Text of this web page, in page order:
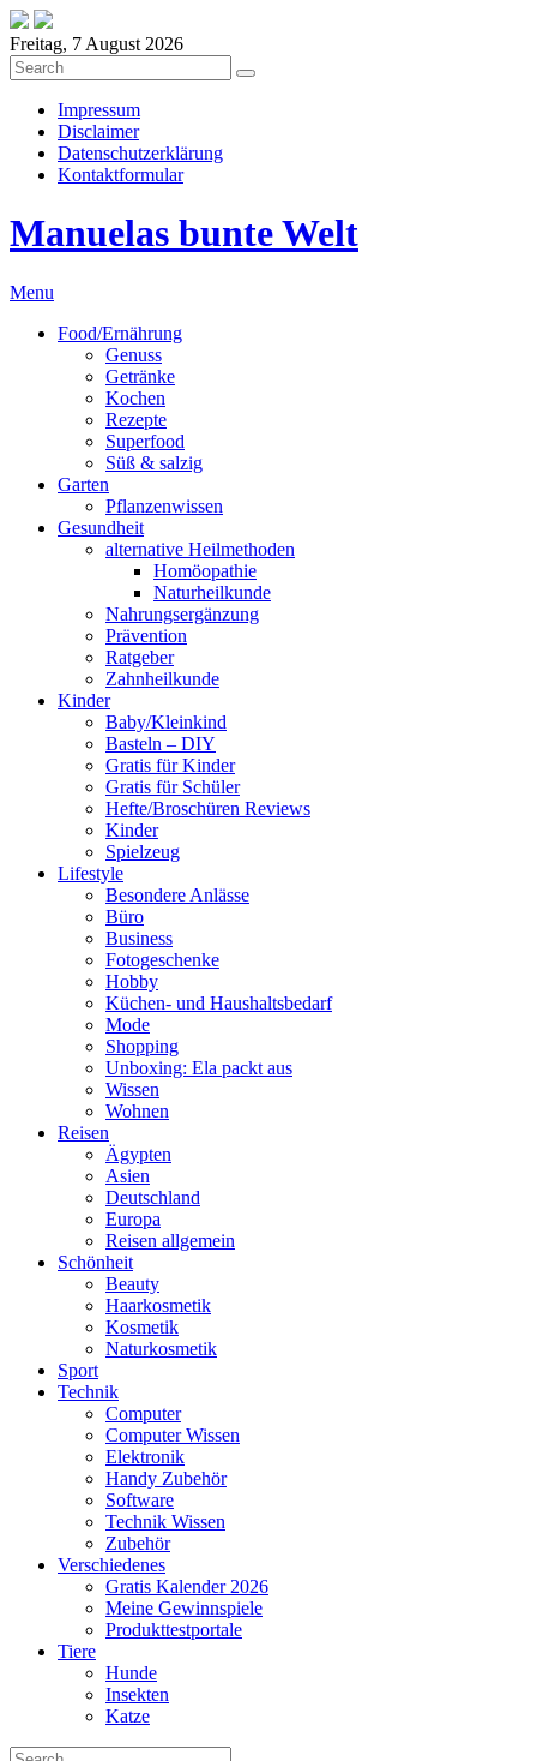
Freitag, 7 August 2026
Impressum
Disclaimer
Datenschutzerklärung
Kontaktformular
Manuelas bunte Welt
Menu
Food/Ernährung
Genuss
Getränke
Kochen
Rezepte
Superfood
Süß & salzig
Garten
Pflanzenwissen
Gesundheit
alternative Heilmethoden
Homöopathie
Naturheilkunde
Nahrungsergänzung
Prävention
Ratgeber
Zahnheilkunde
Kinder
Baby/Kleinkind
Basteln – DIY
Gratis für Kinder
Gratis für Schüler
Hefte/Broschüren Reviews
Kinder
Spielzeug
Lifestyle
Besondere Anlässe
Büro
Business
Fotogeschenke
Hobby
Küchen- und Haushaltsbedarf
Mode
Shopping
Unboxing: Ela packt aus
Wissen
Wohnen
Reisen
Ägypten
Asien
Deutschland
Europa
Reisen allgemein
Schönheit
Beauty
Haarkosmetik
Kosmetik
Naturkosmetik
Sport
Technik
Computer
Computer Wissen
Elektronik
Handy Zubehör
Software
Technik Wissen
Zubehör
Verschiedenes
Gratis Kalender 2026
Meine Gewinnspiele
Produkttestportale
Tiere
Hunde
Insekten
Katze